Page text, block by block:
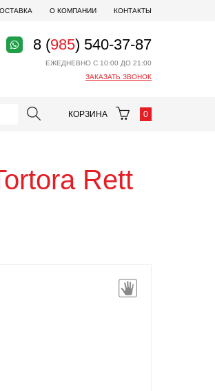
О КОМПАНИИ КОНТАКТЫ
8 (985) 540-37-87
ЕЖЕДНЕВНО С 10:00 ДО 21:00
ЗАКАЗАТЬ ЗВОНОК
КОРЗИНА 0
Rett